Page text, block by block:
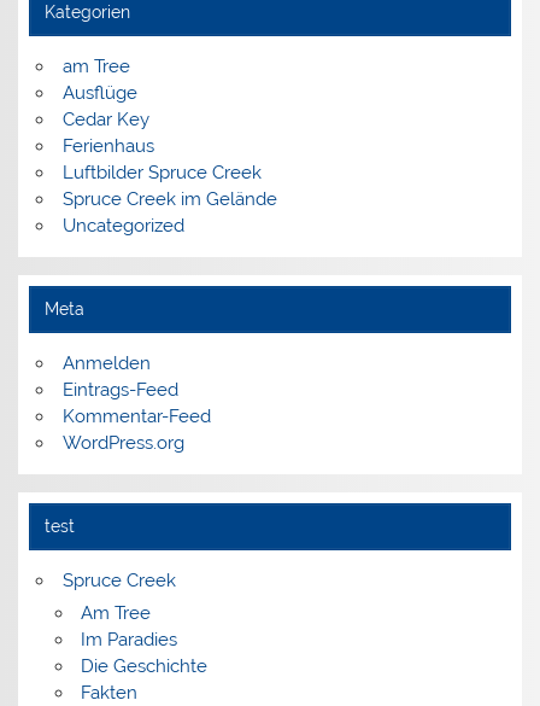
Kategorien
am Tree
Ausflüge
Cedar Key
Ferienhaus
Luftbilder Spruce Creek
Spruce Creek im Gelände
Uncategorized
Meta
Anmelden
Eintrags-Feed
Kommentar-Feed
WordPress.org
test
Spruce Creek
Am Tree
Im Paradies
Die Geschichte
Fakten